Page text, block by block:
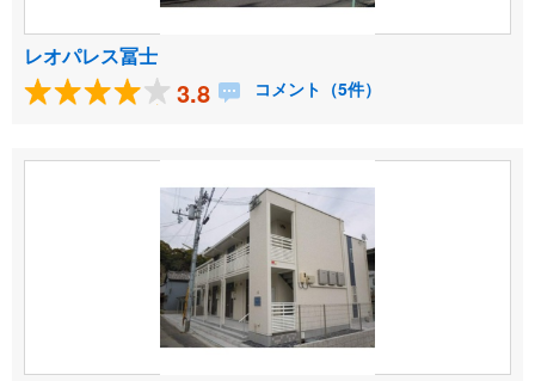
レオパレス冨士
3.8 コメント（5件）